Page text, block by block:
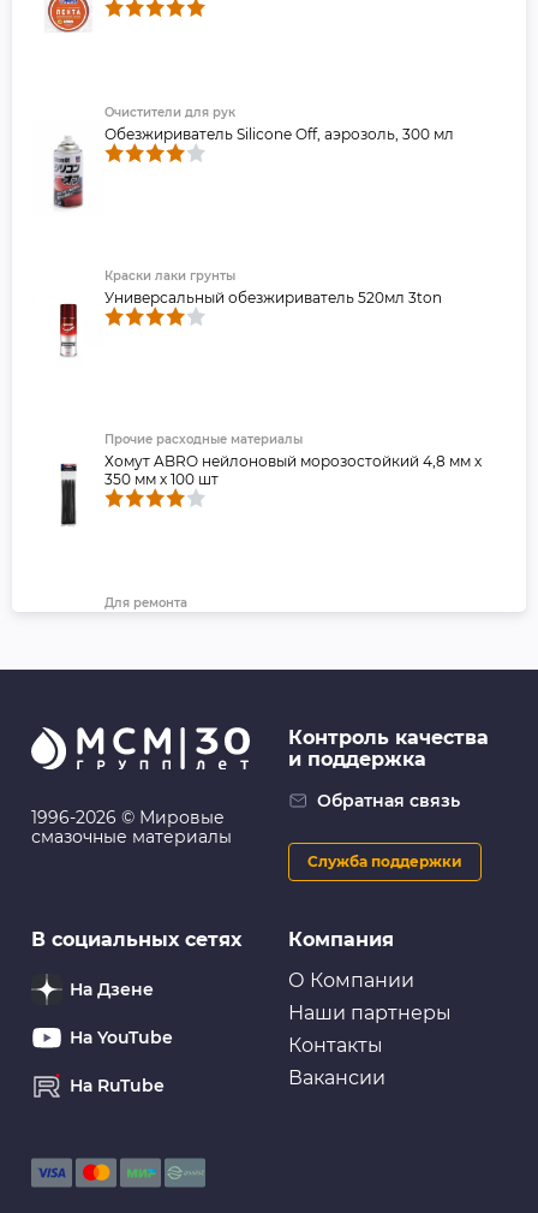
Очистители для рук
Обезжириватель Silicone Off, аэрозоль, 300 мл
Краски лаки грунты
Универсальный обезжириватель 520мл 3ton
Прочие расходные материалы
Хомут ABRO нейлоновый морозостойкий 4,8 мм х
350 мм х 100 шт
Для ремонта
Для ремонта
ABRO: Изолента зелёная (19 мм х 9,1 м)
Лента самовулканизирующаяся ABRO силиконовая,
Для ремонта
1996-2026 © Мировые
смазочные материалы
Компания
О Компании
Наши партнеры
Контакты
Вакансии
Контроль качества
и поддержка
Обратная связь
Служба поддержки
В социальных сетях
На Дзене
На YouTube
На RuTube